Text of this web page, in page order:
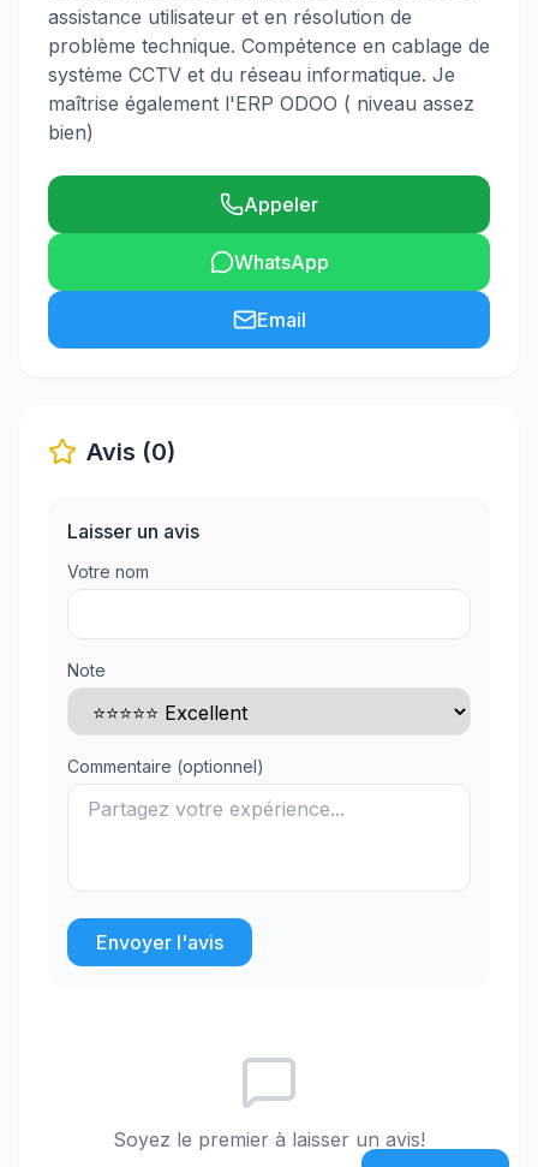
assistance utilisateur et en résolution de
problème technique. Compétence en cablage de
système CCTV et du réseau informatique. Je
maîtrise également l'ERP ODOO ( niveau assez
bien)
Appeler
WhatsApp
Email
Avis (0)
Laisser un avis
Votre nom
Note
Commentaire (optionnel)
Envoyer l'avis
Soyez le premier à laisser un avis!